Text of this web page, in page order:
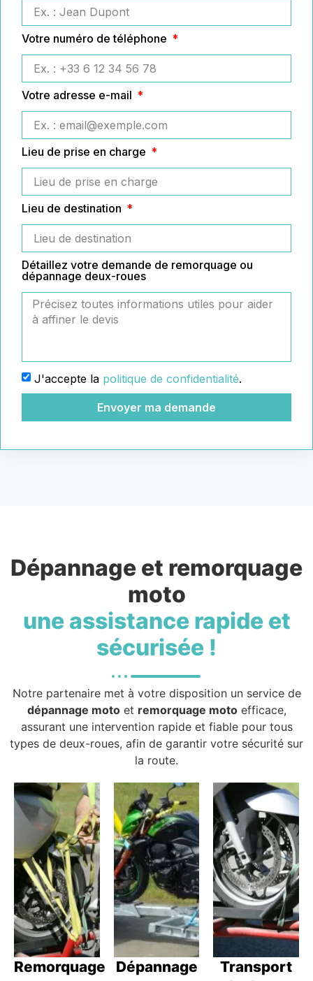
Votre numéro de téléphone
Votre adresse e-mail
Lieu de prise en charge
Lieu de destination
Détaillez votre demande de remorquage ou
dépannage deux-roues
J'accepte la politique de confidentialité.
Envoyer ma demande
Dépannage et remorquage
moto
une assistance rapide et
sécurisée !
Notre partenaire met à votre disposition un service de
dépannage motoet remorquage motoefficace,
assurant une intervention rapide et fiable pour tous
types de deux-roues, afin de garantir votre sécurité sur
la route.
Remorquage
Dépannage
Transport